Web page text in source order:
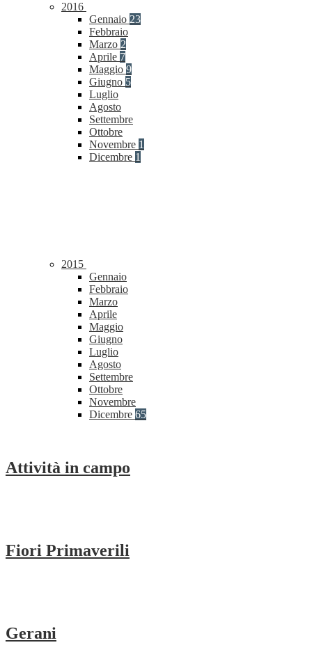
2016
Gennaio 23
Febbraio
Marzo 2
Aprile 7
Maggio 9
Giugno 5
Luglio
Agosto
Settembre
Ottobre
Novembre 1
Dicembre 1
2015
Gennaio
Febbraio
Marzo
Aprile
Maggio
Giugno
Luglio
Agosto
Settembre
Ottobre
Novembre
Dicembre 65
Attività in campo
Fiori Primaverili
Gerani